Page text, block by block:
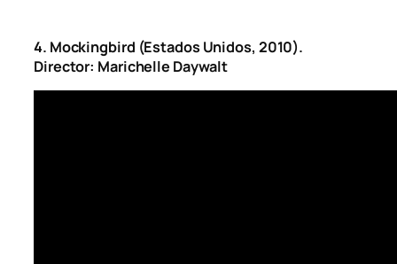
4. Mockingbird (Estados Unidos, 2010).
Director: Marichelle Daywalt